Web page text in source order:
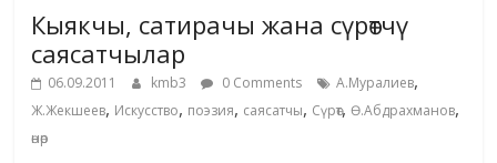
Кыякчы, сатирачы жана сүрөтчү
саясатчылар
06.09.2011 kmb3 0 Comments А.Муралиев,
Ж.Жекшеев, Искусство, поэзия, саясатчы, Сүрөт,Ө.Абдрахманов,
өнөр